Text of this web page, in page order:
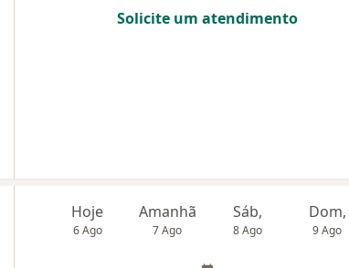
Solicite um atendimento
Hoje
6 Ago
Amanhã
7 Ago
Sáb,
8 Ago
Dom,
9 Ago